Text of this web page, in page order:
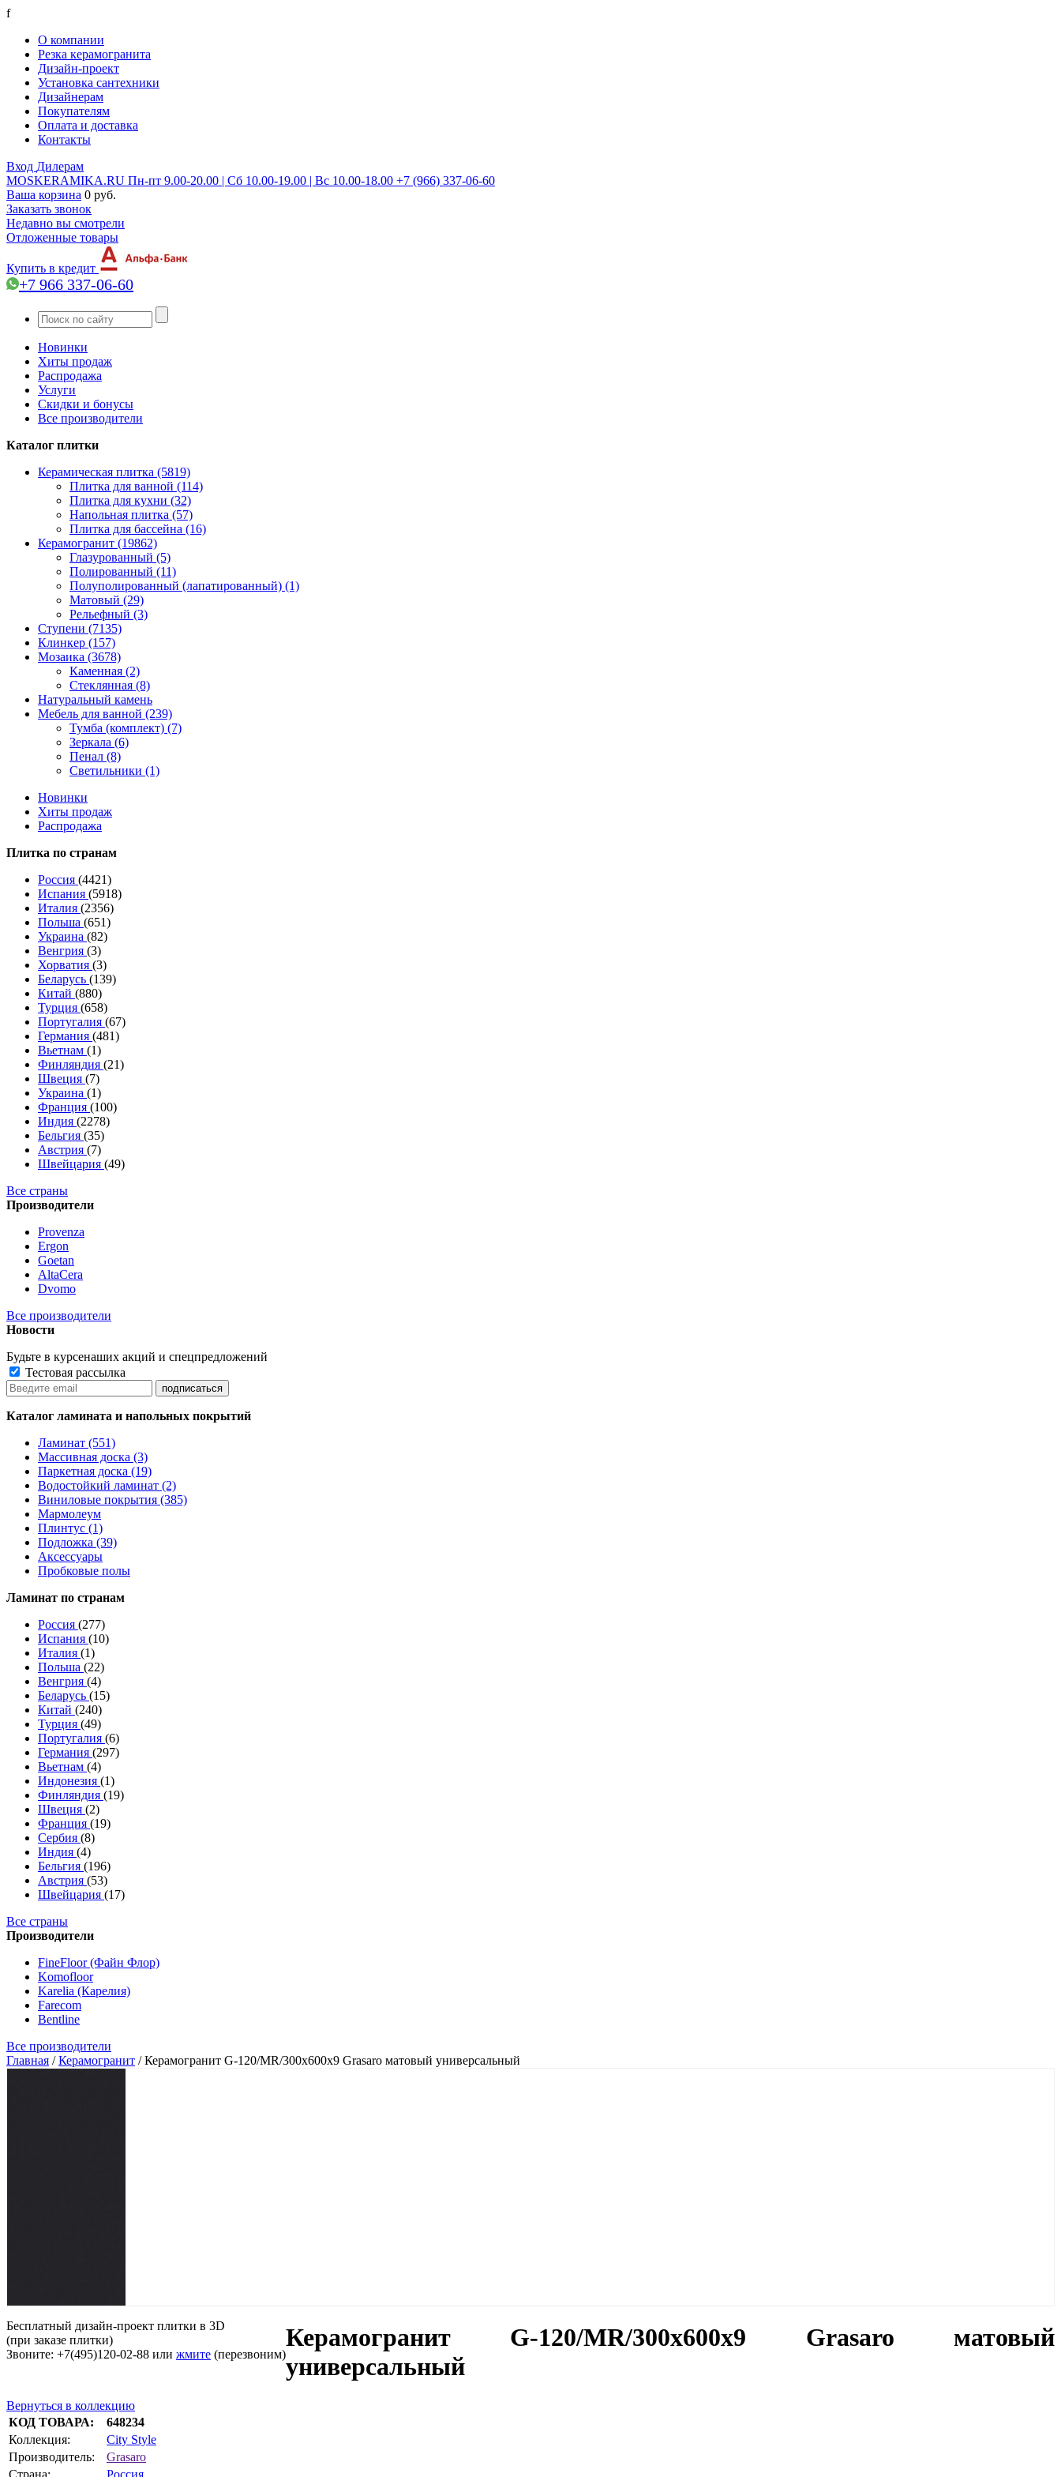
f
О компании
Резка керамогранита
Дизайн-проект
Установка сантехники
Дизайнерам
Покупателям
Оплата и доставка
Контакты
Вход Дилерам
MOSKERAMIKA.RU Пн-пт 9.00-20.00 | Сб 10.00-19.00 | Вс 10.00-18.00 +7 (966) 337-06-60
Ваша корзина 0 руб.
Заказать звонок
Недавно вы смотрели
Отложенные товары
Купить в кредит
+7 966 337-06-60
Новинки
Хиты продаж
Распродажа
Услуги
Скидки и бонусы
Все производители
Каталог плитки
Керамическая плитка (5819)
Плитка для ванной (114)
Плитка для кухни (32)
Напольная плитка (57)
Плитка для бассейна (16)
Керамогранит (19862)
Глазурованный (5)
Полированный (11)
Полуполированный (лапатированный) (1)
Матовый (29)
Рельефный (3)
Ступени (7135)
Клинкер (157)
Мозаика (3678)
Каменная (2)
Стеклянная (8)
Натуральный камень
Мебель для ванной (239)
Тумба (комплект) (7)
Зеркала (6)
Пенал (8)
Светильники (1)
Новинки
Хиты продаж
Распродажа
Плитка по странам
Россия (4421)
Испания (5918)
Италия (2356)
Польша (651)
Украина (82)
Венгрия (3)
Хорватия (3)
Беларусь (139)
Китай (880)
Турция (658)
Португалия (67)
Германия (481)
Вьетнам (1)
Финляндия (21)
Швеция (7)
Украина (1)
Франция (100)
Индия (2278)
Бельгия (35)
Австрия (7)
Швейцария (49)
Все страны
Производители
Provenza
Ergon
Goetan
AltaСera
Dvomo
Все производители
Новости
Будьте в курсенаших акций и спецпредложений
Тестовая рассылка
Каталог ламината и напольных покрытий
Ламинат (551)
Массивная доска (3)
Паркетная доска (19)
Водостойкий ламинат (2)
Виниловые покрытия (385)
Мармолеум
Плинтус (1)
Подложка (39)
Аксессуары
Пробковые полы
Ламинат по странам
Россия (277)
Испания (10)
Италия (1)
Польша (22)
Венгрия (4)
Беларусь (15)
Китай (240)
Турция (49)
Португалия (6)
Германия (297)
Вьетнам (4)
Индонезия (1)
Финляндия (19)
Швеция (2)
Франция (19)
Сербия (8)
Индия (4)
Бельгия (196)
Австрия (53)
Швейцария (17)
Все страны
Производители
FineFloor (Файн Флор)
Komofloor
Karelia (Карелия)
Farecom
Bentline
Все производители
Главная /Керамогранит /Керамогранит G-120/MR/300x600x9 Grasaro матовый универсальный
Бесплатный дизайн-проект плитки в 3D
(при заказе плитки)
Звоните: +7(495)120-02-88 или жмите (перезвоним)
Керамогранит G-120/MR/300x600x9 Grasaro матовый
универсальный
Вернуться в коллекцию
КОД ТОВАРА:
648234
Коллекция:
City Style
Производитель:
Grasaro
Страна:
Россия